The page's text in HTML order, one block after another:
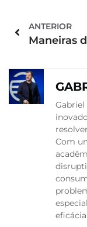
ANTERIOR
Com